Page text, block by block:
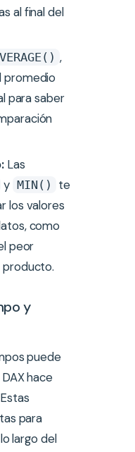
al final del
,
promedio
para saber
Las
y MIN()
te
los valores
como
peor
y
puede
hace
para
largo del